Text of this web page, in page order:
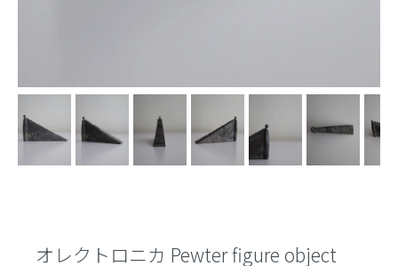
オレクトロニカ Pewter figure object